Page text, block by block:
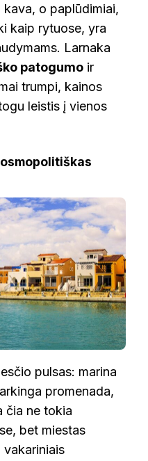
o paplūdimiai,
kaip rytuose, yra
Larnaka
patogumo ir
trumpi, kainos
leistis į vienos
pulsas: marina
promenada,
čia ne tokia
bet miestas